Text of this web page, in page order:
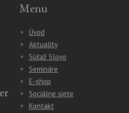
Menu
Úvod
Aktuality
Súťaž Slovo
Semináre
E-shop
Sociálne siete
Kontakt